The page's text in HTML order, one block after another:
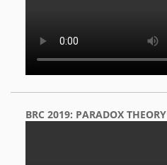
BRC 2019: PARADOX THEORY